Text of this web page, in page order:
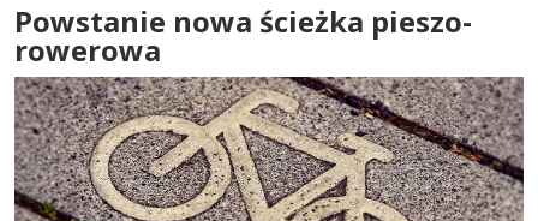
Powstanie nowa ścieżka pieszo-
rowerowa